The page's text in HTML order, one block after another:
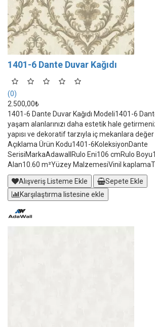
1401-6 Dante Duvar Kağıdı
(0)
2.500,00₺
1401-6 Dante Duvar Kağıdı Modeli1401-6
yaşam alanlarınızı daha estetik hale
yapısı ve dekoratif tarzıyla iç mekanlara
Açıklama Ürün Kodu1401-6KoleksiyonDante
SerisiMarkaAdawallRulo Eni106 cmRulo
Alan10.60 m²Yüzey MalzemesiVinil
Alışveriş Listeme Ekle
Sepete Ekle
Karşılaştırma listesine ekle